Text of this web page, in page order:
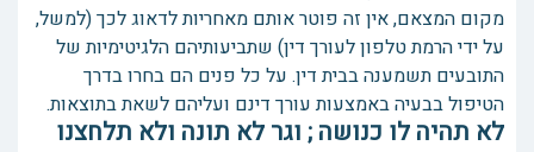
מקום המצאם, אין זה פוטר אותם מאחריות לדאוג לכך (למשל,
על ידי הרמת טלפון לעורך דין) שתביעותיהם הלגיטימיות של
התובעים תשמענה בבית דין. על כל פנים הם בחרו בדרך
הטיפול בבעיה באמצעות עורך דינם ועליהם לשאת בתוצאות.
לא תהיה לו כנושה ; וגר לא תונה ולא תלחצנו